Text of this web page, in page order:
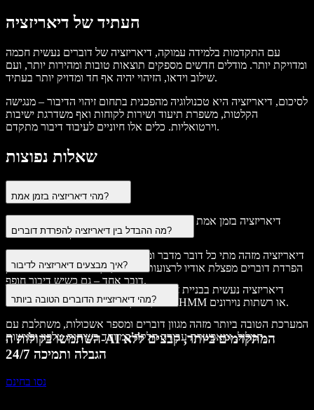
העתיד של דיאריזציה
עם התקדמות בלמידה עמוקה, דיאריזציה של דוברים נעשית חכמה
ומדויקת יותר. מודלים חדשים מספקים תוצאות טובות ומהירות יותר, ועם
שילוב וידאו, הזיהוי יהיה אף חד ומדויק יותר בעתיד.
לסיכום, דיאריזציה היא טכנולוגיה מהפכנית בתחום זיהוי הדיבור – מנגישה
הקלטות, משפרת תיעוד ושירות לקוחות ואף משדרגת ישיבות
וירטואליות. כלים אלו חיוניים לעיבוד דיבור מתקדם.
שאלות נפוצות
מהי דיאריזציה בזמן אמת?
דיאריזציה בזמן אמת מזהה ומפרידה כל דובר תוך כדי שיחה, על גבי
האודיו המתקבל ברגע האמת.
מה ההבדל בין דיאריזציה להפרדת דוברים?
דיאריזציה מזהה מתי כל דובר מדבר ומשייכת מקטעים לקול מסוים, בעוד
הפרדת דוברים מפצלת אודיו לרצועות נפרדות, כך שבכל אחת נשמע רק
דובר אחד – גם כשיש דיבור חופף.
איך מבצעים דיאריזציה לדיבור?
דיאריזציה נעשית בבניית צינור עיבוד: חלוקת האודיו, צבירה לפי קול
ודובר, ושיוך אשכולות בעזרת מודלים כמו HMM או רשתות נוירונים.
מהי דיאריזציית הדוברים הטובה ביותר?
המערכת הטובה ביותר מזהה מגוון דוברים ומספר אשכולות, משתלבת עם
תמלול, ומאפשרת עבודה חלקה במיוחד בשיחות טלפון ופגישות.
השתמשו בקולות ה-AI המתקדמים ביותר, קבצים ללא
הגבלה ותמיכה 24/7
נסו בחינם